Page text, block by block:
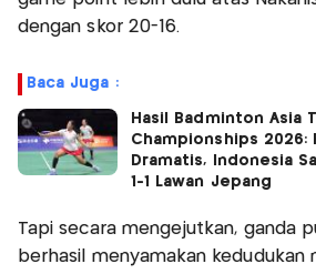
dengan skor 20-16.
Baca Juga :
Hasil Badminton Asia
Championships 2026:
Dramatis, Indonesia
1-1 Lawan Jepang
Tapi secara mengejutkan, ganda
berhasil menyamakan kedudukan